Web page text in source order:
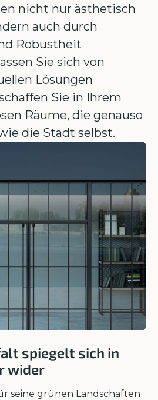
nicht nur ästhetisch
auch durch
Robustheit
Sie sich von
Lösungen
Sie in Ihrem
Räume, die genauso
die Stadt selbst.
spiegelt sich in
wider
seine grünen Landschaften